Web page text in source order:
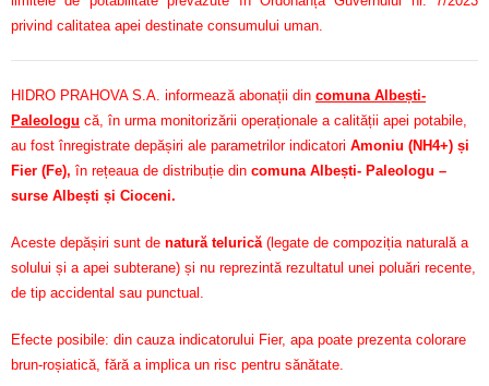
privind calitatea apei destinate consumului uman.
HIDRO PRAHOVA S.A. informează abonații din comuna Albești-
Paleologu că, în urma monitorizării operaționale a calității apei potabile,
au fost înregistrate depășiri ale parametrilor indicatori Amoniu (NH4+) și
Fier (Fe), în rețeaua de distribuție din comuna Albești- Paleologu –
surse Albești și Cioceni.
Aceste depășiri sunt de natură telurică (legate de compoziția naturală a
solului și a apei subterane) și nu reprezintă rezultatul unei poluări recente,
de tip accidental sau punctual.
Efecte posibile: din cauza indicatorului Fier, apa poate prezenta colorare
brun-roșiatică, fără a implica un risc pentru sănătate.